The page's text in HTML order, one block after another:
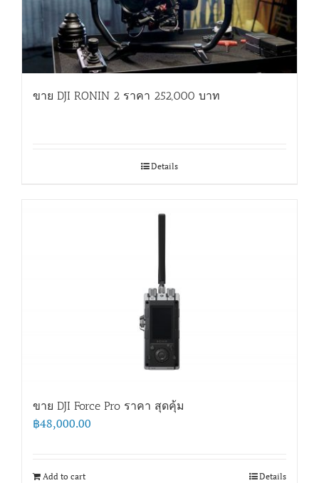
ขาย DJI RONIN 2 ราคา 252,000 บาท
Details
ขาย DJI Force Pro ราคา สุดคุ้ม
฿48,000.00
Add to cart Details